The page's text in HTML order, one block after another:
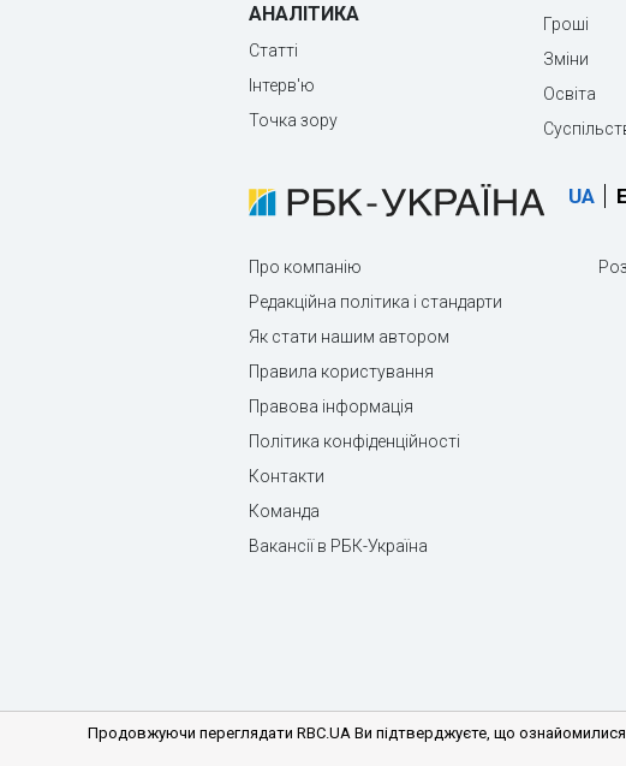
АНАЛІТИКА
Статті
Інтерв'ю
Точка зору
Гроші
Зміни
Освіта
UA
Про компанію
Редакційна політика і стандарти
Як стати нашим автором
Правила користування
Правова інформація
Політика конфіденційності
Контакти
Команда
Вакансії в РБК-Україна
Продовжуючи переглядати RBC.UA Ви підтверджуєте, що